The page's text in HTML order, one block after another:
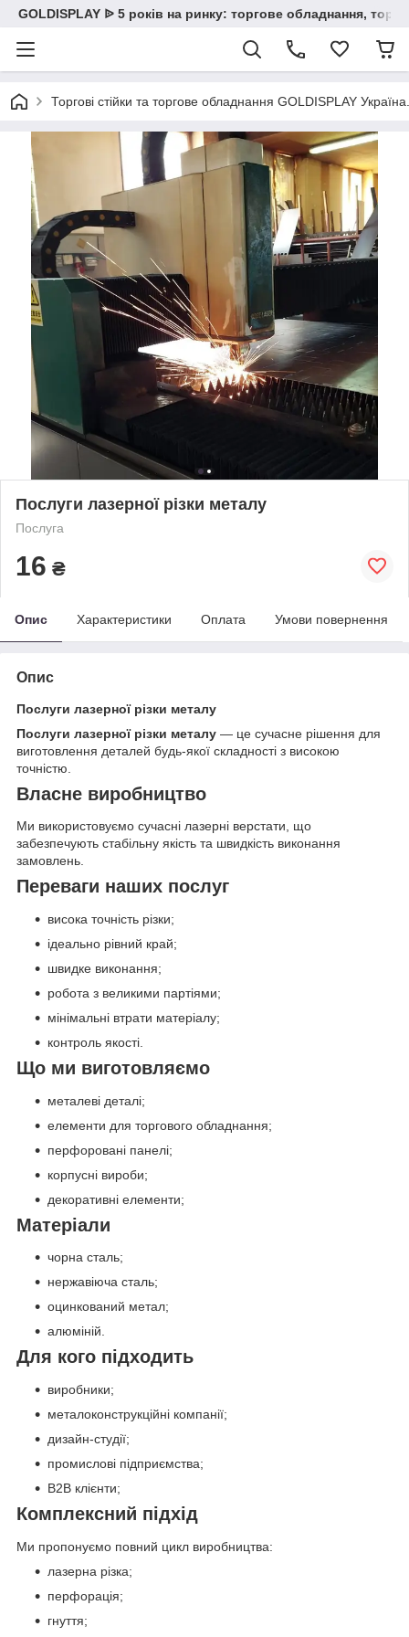
GOLDISPLAY ᐉ 5 років на ринку: торгове обладнання,
Торгові стійки та торгове обладнання GOLDISPLAY
Послуги лазерної різки металу
Послуга
16 ₴
Опис Характеристики Оплата Умови повернення
Опис
Послуги лазерної різки металу
Послуги лазерної різки металу — це сучасне рішення для
виготовлення деталей будь-якої складності з високою
точністю.
Власне виробництво
Ми використовуємо сучасні лазерні верстати, що
забезпечують стабільну якість та швидкість виконання
замовлень.
Переваги наших послуг
висока точність різки;
ідеально рівний край;
швидке виконання;
робота з великими партіями;
мінімальні втрати матеріалу;
контроль якості.
Що ми виготовляємо
металеві деталі;
елементи для торгового обладнання;
перфоровані панелі;
корпусні вироби;
декоративні елементи;
Матеріали
чорна сталь;
нержавіюча сталь;
оцинкований метал;
алюміній.
Для кого підходить
виробники;
металоконструкційні компанії;
дизайн-студії;
промислові підприємства;
B2B клієнти;
Комплексний підхід
Ми пропонуємо повний цикл виробництва:
лазерна різка;
перфорація;
гнуття;